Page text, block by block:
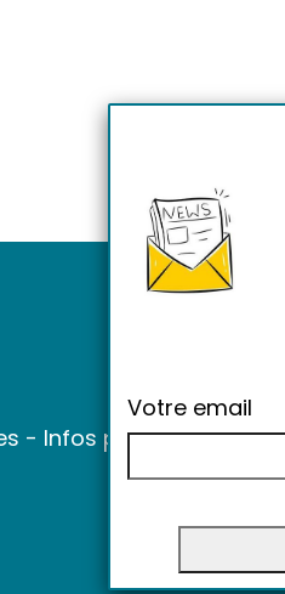
- Infos pratiques-FAQ
Votre email